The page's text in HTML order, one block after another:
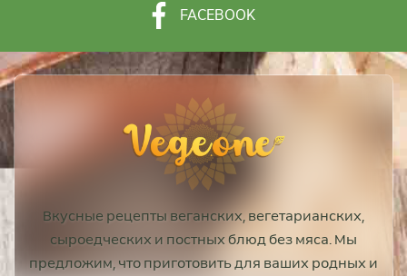
FACEBOOK
Вкусные рецепты веганских, вегетарианских,
сыроедческих и постных блюд без мяса. Мы
предложим, что приготовить для ваших родных и